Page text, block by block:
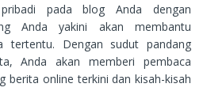
pada blog Anda dengan
Anda yakini akan membantu
tertentu. Dengan sudut pandang
Anda akan memberi pembaca
berita online terkini dan kisah-kisah